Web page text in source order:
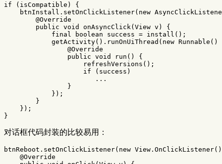
if ( isCompatible )
{
btnInstall . setOnClickListener( new
@Override
public void onAsyncClick ( View v )
{
final
boolean success = install ();
getActivity(). runOnUiThread ( new Runnable ()
@Override
public void run ()
{
refreshVersions ();
if
( success )
...
}
});
}
});
}
对话框代码封装的比较易用：
btnReboot . setOnClickListener( new View . OnClickListener()
@Override